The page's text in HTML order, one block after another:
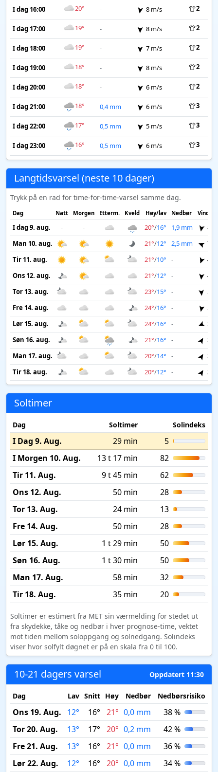
I dag 16:00 20° - 8 m/s 2
I dag 17:00 19° - 8 m/s 2
I dag 18:00 19° - 7 m/s 2
I dag 19:00 18° - 8 m/s 2
I dag 20:00 18° - 6 m/s 2
I dag 21:00 18° 0,4 mm 6 m/s 3
I dag 22:00 17° 0,5 mm 5 m/s 3
I dag 23:00 16° 0,5 mm 6 m/s 3
Langtidsvarsel (neste 10 dager)
Trykk på en rad for time-for-time-varsel samme dag.
Dag Natt Morgen Etterm. Kveld Høy/lav Nedbør Vind
I dag 9. aug. - - 20°/16° 1,9 mm
8
Man 10. aug.
21°/12° 2,5 mm
7
Tir 11. aug.
21°/10° -
4
Ons 12. aug.
21°/12° -
4
Tor 13. aug.
23°/15° -
5
Fre 14. aug.
24°/16° -
5
Lør 15. aug.
24°/16° -
2
Søn 16. aug.
21°/16° -
3
Man 17. aug.
20°/14° -
3
Tir 18. aug.
20°/12° - 3
Soltimer
Dag Soltimer Solindeks
I Dag 9. Aug. 29 min
5
I Morgen 10. Aug.
13 t 17 min
82
Tir 11. Aug.
9 t 45 min
62
Ons 12. Aug.
50 min
28
Tor 13. Aug.
24 min
13
Fre 14. Aug.
50 min
28
Lør 15. Aug.
1 t 29 min
50
Søn 16. Aug.
1 t 30 min
50
Man 17. Aug.
58 min
32
Tir 18. Aug.
35 min 20
Soltimer er estimert fra MET sin værmelding for stedet ut
fra skydekke, tåke og nedbør i hver prognose-time, vektet
mot tiden mellom soloppgang og solnedgang. Solindeks
viser hvor solfylt døgnet er på en skala fra 0 til 100.
10-21 dagers varsel Oppdatert 11:30
Dag Lav Snitt Høy Nedbør Nedbørsrisiko
Ons 19. Aug. 12° 16° 21° 0,0 mm
38 %
Tor 20. Aug.
13° 17° 20° 0,2 mm
42 %
Fre 21. Aug.
13° 16° 21° 0,0 mm
36 %
Lør 22. Aug.
12° 16° 20° 0,0 mm 34 %